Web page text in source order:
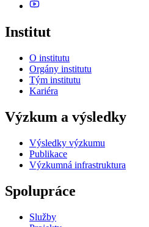
Institut
O institutu
Orgány institutu
Tým institutu
Kariéra
Výzkum a výsledky
Výsledky výzkumu
Publikace
Výzkumná infrastruktura
Spolupráce
Služby